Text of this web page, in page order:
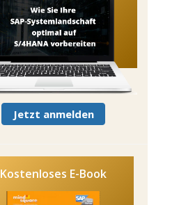
Jetzt anmelden
Kostenloses E-Book